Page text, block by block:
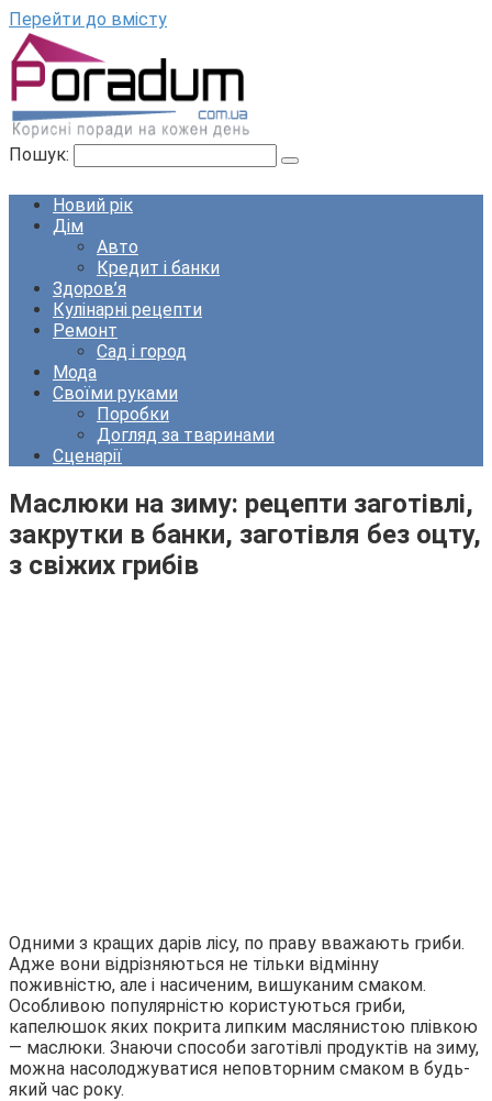
Перейти до вмісту
Пошук:
Новий рік
Дім
Авто
Кредит і банки
Здоров’я
Кулінарні рецепти
Ремонт
Сад і город
Мода
Своїми руками
Поробки
Догляд за тваринами
Сценарії
Маслюки на зиму: рецепти заготівлі,
закрутки в банки, заготівля без оцту,
з свіжих грибів
Одними з кращих дарів лісу, по праву вважають гриби.
Адже вони відрізняються не тільки відмінну
поживністю, але і насиченим, вишуканим смаком.
Особливою популярністю користуються гриби,
капелюшок яких покрита липким маслянистою плівкою
— маслюки. Знаючи способи заготівлі продуктів на зиму,
можна насолоджуватися неповторним смаком в будь-
який час року.